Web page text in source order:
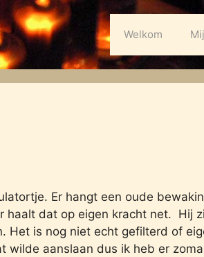
Welkom
Er hangt een oude
haalt dat op eigen kracht net. Hij
Het is nog niet echt gefilterd of
wilde aanslaan dus ik heb er